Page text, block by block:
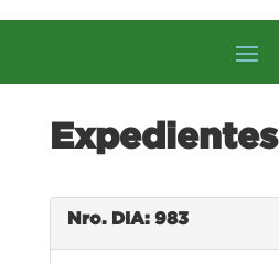
Expedientes
Nro. DIA: 983